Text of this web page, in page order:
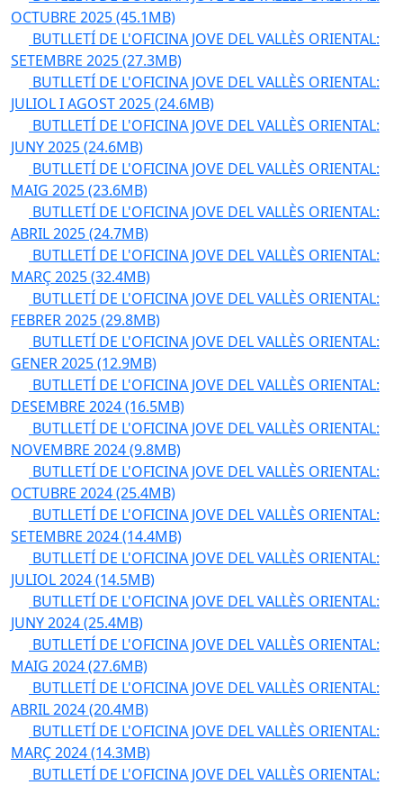
OCTUBRE 2025(45.1MB)
BUTLLETÍ DE L'OFICINA JOVE DEL VALLÈS ORIENTAL:
SETEMBRE 2025(27.3MB)
BUTLLETÍ DE L'OFICINA JOVE DEL VALLÈS ORIENTAL:
JULIOL I AGOST 2025(24.6MB)
BUTLLETÍ DE L'OFICINA JOVE DEL VALLÈS ORIENTAL:
JUNY 2025(24.6MB)
BUTLLETÍ DE L'OFICINA JOVE DEL VALLÈS ORIENTAL:
MAIG 2025(23.6MB)
BUTLLETÍ DE L'OFICINA JOVE DEL VALLÈS ORIENTAL:
ABRIL 2025(24.7MB)
BUTLLETÍ DE L'OFICINA JOVE DEL VALLÈS ORIENTAL:
MARÇ 2025(32.4MB)
BUTLLETÍ DE L'OFICINA JOVE DEL VALLÈS ORIENTAL:
FEBRER 2025(29.8MB)
BUTLLETÍ DE L'OFICINA JOVE DEL VALLÈS ORIENTAL:
GENER 2025(12.9MB)
BUTLLETÍ DE L'OFICINA JOVE DEL VALLÈS ORIENTAL:
DESEMBRE 2024(16.5MB)
BUTLLETÍ DE L'OFICINA JOVE DEL VALLÈS ORIENTAL:
NOVEMBRE 2024(9.8MB)
BUTLLETÍ DE L'OFICINA JOVE DEL VALLÈS ORIENTAL:
OCTUBRE 2024(25.4MB)
BUTLLETÍ DE L'OFICINA JOVE DEL VALLÈS ORIENTAL:
SETEMBRE 2024(14.4MB)
BUTLLETÍ DE L'OFICINA JOVE DEL VALLÈS ORIENTAL:
JULIOL 2024(14.5MB)
BUTLLETÍ DE L'OFICINA JOVE DEL VALLÈS ORIENTAL:
JUNY 2024(25.4MB)
BUTLLETÍ DE L'OFICINA JOVE DEL VALLÈS ORIENTAL:
MAIG 2024(27.6MB)
BUTLLETÍ DE L'OFICINA JOVE DEL VALLÈS ORIENTAL:
ABRIL 2024(20.4MB)
BUTLLETÍ DE L'OFICINA JOVE DEL VALLÈS ORIENTAL:
MARÇ 2024(14.3MB)
BUTLLETÍ DE L'OFICINA JOVE DEL VALLÈS ORIENTAL: